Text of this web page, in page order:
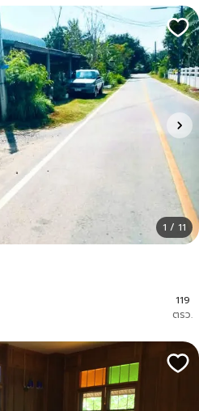
1 / 11
119
ตรว.